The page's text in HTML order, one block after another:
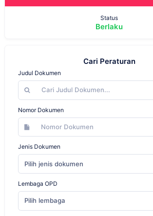
Status
Berlaku
Cari Peraturan
Judul Dokumen
Nomor Dokumen
Jenis Dokumen
Pilih jenis dokumen
Lembaga OPD
Pilih lembaga